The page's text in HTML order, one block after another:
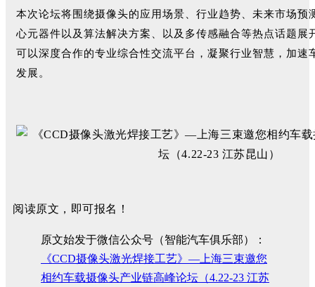
本次论坛将围绕摄像头的应用场景、行业趋势、未来市场预
心元器件以 及算法解决方案、以及多传感融合等热点话题展
可以深度合作的专业综合性交流平台，凝聚行业智慧，加速
发展。
阅读原文，即可报名！
原文始发于微信公众号（智能汽车俱乐部）：
《CCD摄像头激光焊接工艺》—上海三束邀您
相约车载摄像头产业链高峰论坛（4.22-23 江苏